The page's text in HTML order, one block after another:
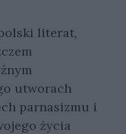
literat,
utworach
parnasizmu i
życia